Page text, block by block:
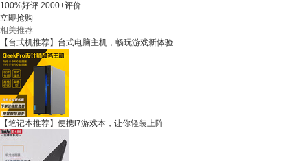
100%好评 2000+评价
立即抢购
相关推荐
【台式机推荐】台式电脑主机，畅玩游戏新体验
【笔记本推荐】便携i7游戏本，让你轻装上阵